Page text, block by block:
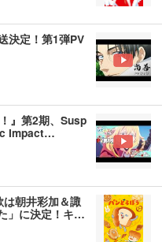
決定！第1弾PV
』第2期、Susp
Impact…
朝井彩加＆諏
」に決定！キ…